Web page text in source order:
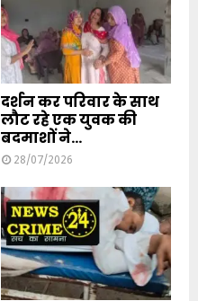
दर्शन कर परिवार के साथ
लौट रहे एक युवक की
बदमाशों ने...
28/07/2026